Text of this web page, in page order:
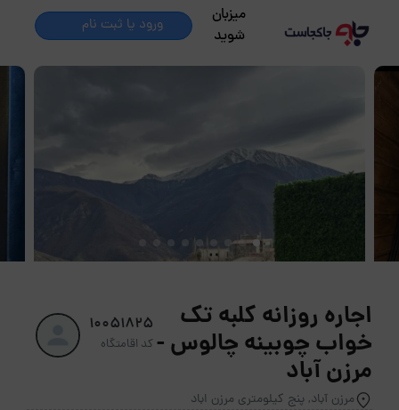
میزبان
شوید
ورود یا ثبت نام
اجاره روزانه کلبه تک
خواب چوبینه چالوس -
مرزن آباد
مرزن آباد, پنج کیلومتری مرزن اباد
10051825
کد اقامتگاه